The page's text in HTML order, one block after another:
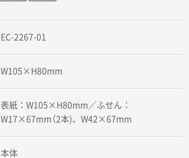
EC-2267-01
W105×H80mm
表紙：W105×H80mm／ふせん：
W17×67mm（2本)、W42×67mm
本体